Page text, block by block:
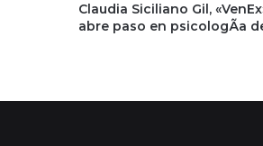
Claudia Siciliano Gil,
abre paso en psicologÃ­a